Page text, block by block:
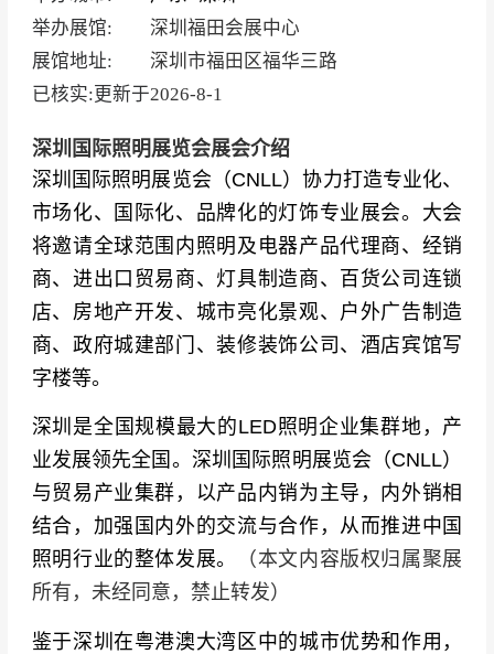
举办展馆:
深圳福田会展中心
展馆地址:
深圳市福田区福华三路
已核实:更新于2026-8-1
深圳国际照明展览会展会介绍
深圳国际照明展览会（CNLL）协力打造专业化、
市场化、国际化、品牌化的灯饰专业展会。 大会
将邀请全球范围内照明及电器产品代理商、经销
商、进出口贸易商、灯具制造商、百货公司连锁
店、房地产开发、城市亮化景观、户外广告制造
商、政府城建部门、装修装饰公司、酒店宾馆写
字楼等。
深圳是全国规模最大的LED照明企业集群地，产
业发展领先全国。深圳国际照明展览会（CNLL）
与贸易产业集群，以产品内销为主导，内外销相
结合，加强国内外的交流与合作，从而推进中国
照明行业的整体发展。
（本文内容版权归属聚展
所有，未经同意，禁止转发）
鉴于深圳在粤港澳大湾区中的城市优势和作用，